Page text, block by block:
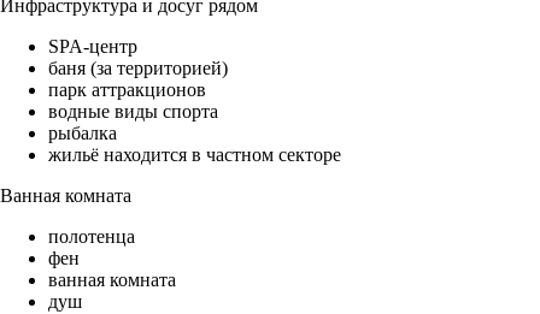
Инфраструктура и досуг рядом
SPA-центр
баня (за территорией)
парк аттракционов
водные виды спорта
рыбалка
жильё находится в частном секторе
Ванная комната
полотенца
фен
ванная комната
душ